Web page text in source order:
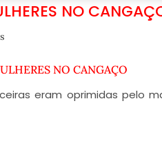
NO
NO CANGAÇO
eram oprimidas pelo